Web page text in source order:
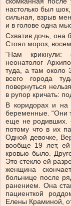
настолько был
сильная, взрыв
и в голове одна
Схватив дочь, она
Стоял мороз,
“Нам крикнули:
неонатолог
туда, а там около
всего города
повернуться
в рупор кричать:
В коридорах и на
беременные. “Они
еще не родивших.
потому что в их
Одной девочке,
вообще 19 лет,
кровью было.
Это стекло ей
женщина
больнице после
ранением. Она
пациенткой
Елены Краминой,